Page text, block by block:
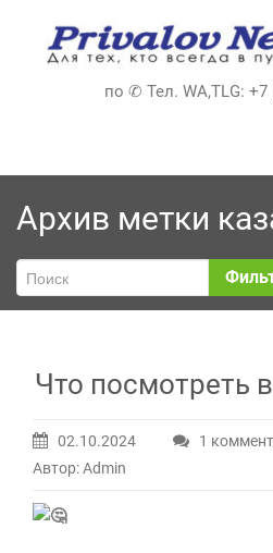
содержимому
по ✆ Тел. WA,TLG: +7
Архив метки
Что посмотреть
02.10.2024 1
Автор: Admin